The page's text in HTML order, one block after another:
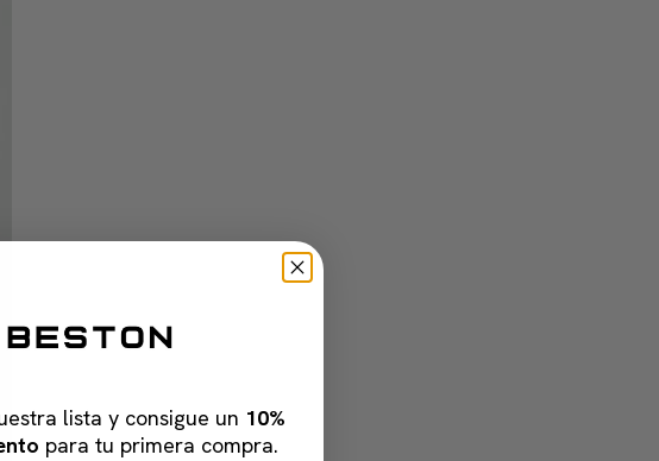
lista y consigue un 10%
para tu primera compra.